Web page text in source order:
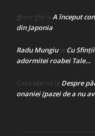
gheorghe la A început
din Japonia
Radu Mungiula Cu
adormitei roabei Tale…
Crina Marina la Despre
onaniei (pazei de a nu